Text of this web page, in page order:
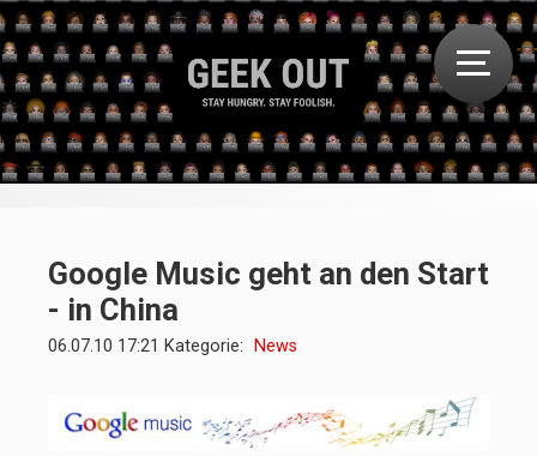
Google Music geht an den Start
- in China
06.07.10 17:21 Kategorie: News